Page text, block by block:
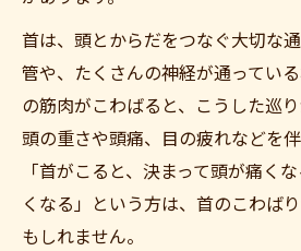
首は、頭とからだをつなぐ大切な
管や、たくさんの神経が通ってい
の筋肉がこわばると、こうした巡り
頭の重さや頭痛、目の疲れなどを伴
「首がこると、決まって頭が痛く
くなる」という方は、首のこわば
もしれません。